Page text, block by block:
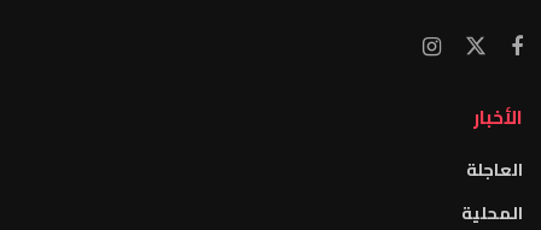
الأخبار
العاجلة
المحلية